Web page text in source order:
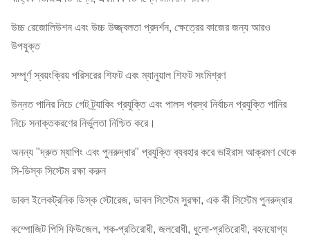
উচ্চ রেজোলিউশন এবং উচ্চ উজ্জ্বলতা প্রদর্শন, ক্ষেত্রের কাজের জন্য আরও
উপযুক্ত
সম্পূর্ণ স্বয়ংক্রিয় পরিসরের শিফট এবং ম্যানুয়াল শিফট সংমিশ্রণ
উন্নত পানির নিচে গেট ট্র্যাকিং প্রযুক্তি এবং পালস প্রস্থ নির্বাচন প্রযুক্তি পানির
নিচে সনাক্তকরণের নির্ভুলতা নিশ্চিত করে।
অনন্য "দ্রুত ম্যাপিং এবং পুনরুদ্ধার" প্রযুক্তি ব্যবহার করে ভাইরাস আক্রমণ থেকে
সি-ডিস্ক সিস্টেম রক্ষা করুন
ডাবল ইলেকট্রনিক ডিস্ক স্টোরেজ, ডাবল সিস্টেম সুরক্ষা, এক কী সিস্টেম পুনরুদ্ধার
কম্পোজিট পিসি ফিউজেল, শক-প্রতিরোধী, জলরোধী, ধুলো-প্রতিরোধী, বহনযোগ্য